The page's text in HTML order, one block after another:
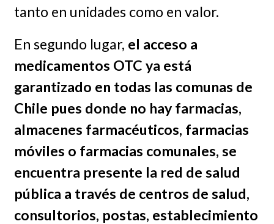
tanto en unidades como en valor.
En segundo lugar, el acceso a
medicamentos OTC ya está
garantizado en todas las comunas de
Chile pues donde no hay farmacias,
almacenes farmacéuticos, farmacias
móviles o farmacias comunales, se
encuentra presente la red de salud
pública a través de centros de salud,
consultorios, postas, establecimiento